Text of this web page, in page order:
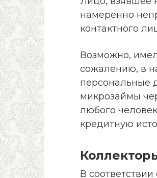
намеренно
контактного
Возможно,
сожалению, в
персональные
микрозаймы
любого
кредитную
В